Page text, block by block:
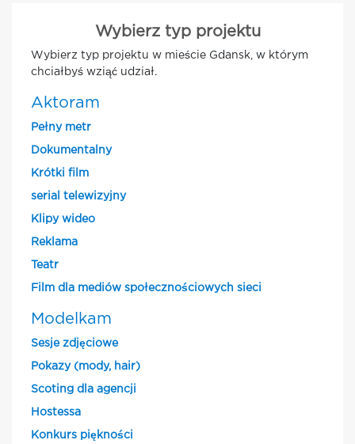
Wybierz typ projektu
Wybierz typ projektu w mieście Gdansk, w którym
chciałbyś wziąć udział.
Aktoram
Pełny metr
Dokumentalny
Krótki film
serial telewizyjny
Klipy wideo
Reklama
Teatr
Film dla mediów społecznościowych sieci
Modelkam
Sesje zdjęciowe
Pokazy (mody, hair)
Scoting dla agencji
Hostessa
Konkurs piękności